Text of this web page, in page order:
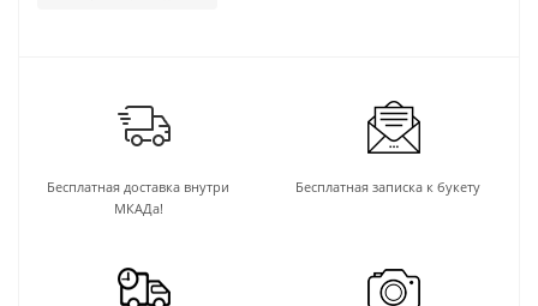
Бесплатная доставка внутри
МКАДа!
Бесплатная записка к букету